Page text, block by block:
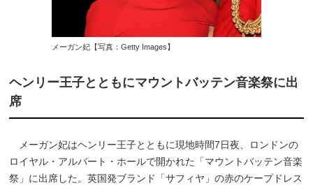
メーガン妃【写真：Getty Images】
ヘンリー王子とともにマウントバッテン音楽祭に出
席
メーガン妃はヘンリー王子とともに現地時間7日夜、ロンドンの
ロイヤル・アルバート・ホールで開かれた「マウントバッテン音楽
祭」に出席した。英国発ブランド「サフィヤ」の赤のケープドレス